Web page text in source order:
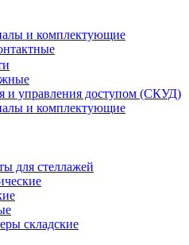
и комплектующие
и управления доступом (СКУД)
и комплектующие
для стеллажей
складские